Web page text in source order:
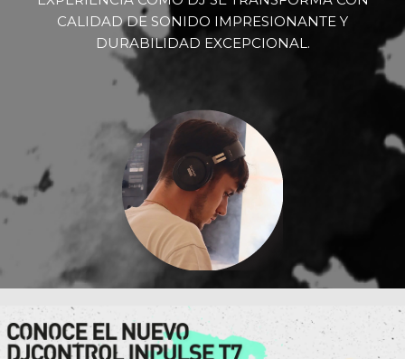
CALIDAD DE SONIDO IMPRESIONANTE Y
DURABILIDAD EXCEPCIONAL.